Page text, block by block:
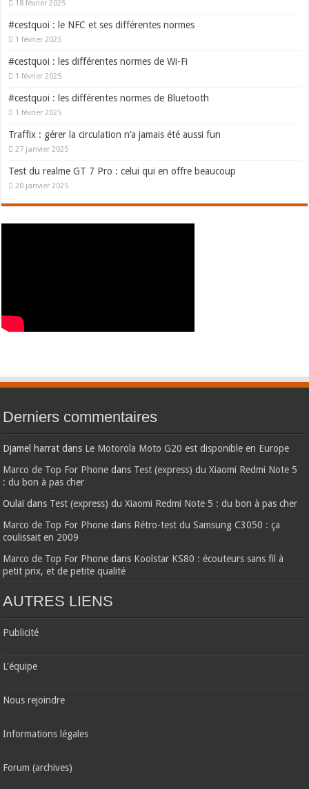
18 février 2025
#cestquoi : le NFC et ses différentes normes
1 février 2025
#cestquoi : les différentes normes de Wi-Fi
1 février 2025
#cestquoi : les différentes normes de Bluetooth
1 février 2025
Traffix : gérer la circulation n’a jamais été aussi fun
27 janvier 2025
Test du realme GT 7 Pro : celui qui en offre beaucoup
20 janvier 2025
Derniers commentaires
Djamel harrat dans Le Motorola Moto G20 est disponible en Europe
Marco de Top For Phone dans Test (express) du Xiaomi Redmi Note 5
: du bon à pas cher
Oulaïdans Test (express) du Xiaomi Redmi Note 5 : du bon à pas cher
Marco de Top For Phone dans Rétro-test du Samsung C3050 : ça
coulissait en 2009
Marco de Top For Phone dans Koolstar KS80 : écouteurs sans fil à
petit prix, et de petite qualité
AUTRES LIENS
Publicité
L'équipe
Nous rejoindre
Informations légales
Forum (archives)